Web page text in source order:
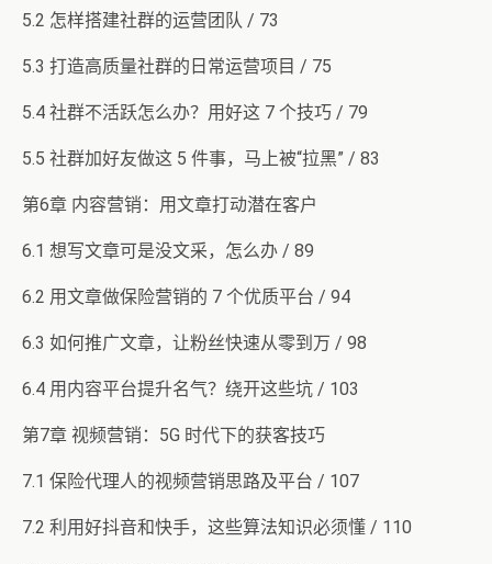
5.2 怎样搭建社群的运营团队 / 73
5.3 打造高质量社群的日常运营项目 / 75
5.4 社群不活跃怎么办？用好这 7 个技巧 / 79
5.5 社群加好友做这 5 件事，马上被“拉黑” / 83
第6章 内容营销：用文章打动潜在客户
6.1 想写文章可是没文采，怎么办 / 89
6.2 用文章做保险营销的 7 个优质平台 / 94
6.3 如何推广文章，让粉丝快速从零到万 / 98
6.4 用内容平台提升名气？绕开这些坑 / 103
第7章 视频营销：5G 时代下的获客技巧
7.1 保险代理人的视频营销思路及平台 / 107
7.2 利用好抖音和快手，这些算法知识必须懂 / 110